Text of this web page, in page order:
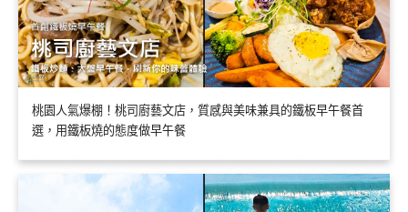
桃園人氣爆棚！桃司廚藝文店，質感與美味兼具的鐵板早午餐首
選，用鐵板燒的態度做早午餐